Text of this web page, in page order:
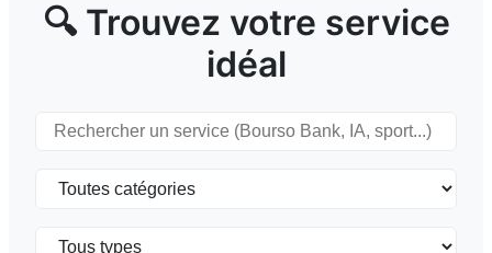
🔍 Trouvez votre service
idéal